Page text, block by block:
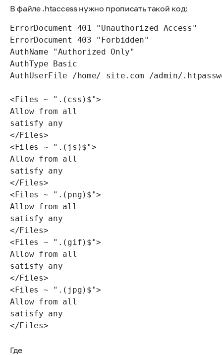
В файле .htaccess нужно прописать такой код:
ErrorDocument 401 "Unauthorized Access"
ErrorDocument 403 "Forbidden"
AuthName "Authorized Only"
AuthType Basic
AuthUserFile /home/ site.com /admin/
<Files ~ ".(css)$">
Allow from all
satisfy any
</Files>
<Files ~ ".(js)$">
Allow from all
satisfy any
</Files>
<Files ~ ".(png)$">
Allow from all
satisfy any
</Files>
<Files ~ ".(gif)$">
Allow from all
satisfy any
</Files>
<Files ~ ".(jpg)$">
Allow from all
satisfy any
Где